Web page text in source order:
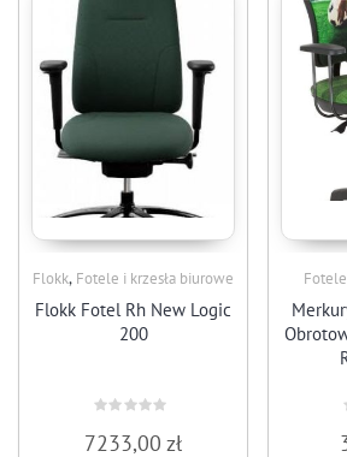
Flokk, Fotele i krzesła biurowe
Flokk Fotel Rh New Logic
200
0
7233,00zł